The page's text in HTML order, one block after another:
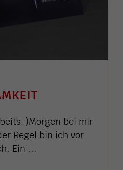
)Morgen bei mir
Regel bin ich vor
Ein ...